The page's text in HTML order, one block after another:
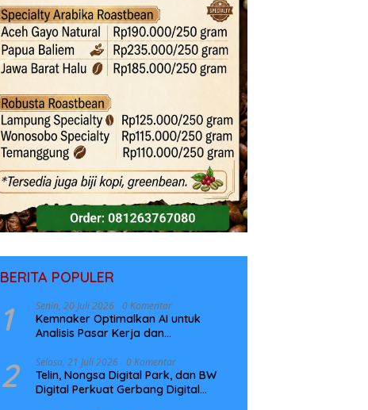
BERITA POPULER
1 Senin, 20 Juli 2026 0 Komentar
Kemnaker Optimalkan AI untuk
Analisis Pasar Kerja dan
2 Selasa, 21 Juli 2026 0 Komentar
Telin, Nongsa Digital Park, dan BW
Digital Perkuat Gerbang Digital